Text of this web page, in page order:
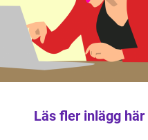
Läs fler inlägg här